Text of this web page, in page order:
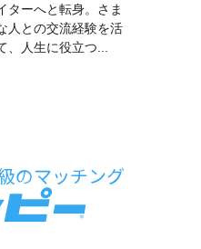
ターへと転身。さま
人との交流経験を活
、人生に役立つ...